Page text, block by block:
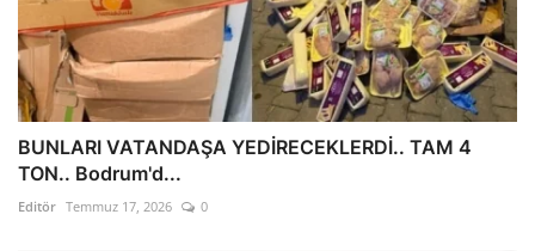
BUNLARI VATANDAŞA YEDİRECEKLERDİ.. TAM 4
TON.. Bodrum'd...
Editör Temmuz 17, 2026 0